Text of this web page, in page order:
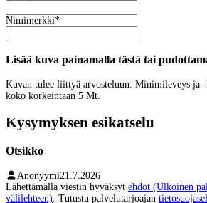
Nimimerkki*
Lisää kuva painamalla tästä tai
Kuvan tulee liittyä arvosteluun. Minimileveys ja
koko korkeintaan 5 Mt.
Kysymyksen esikatselu
Otsikko
Anonyymi21.7.2026
Lähettämällä viestin hyväksyt ehdot (Ulkoinen
välilehteen) . Tutustu palvelutarjoajan